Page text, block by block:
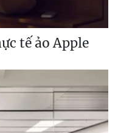
tế ảo Apple